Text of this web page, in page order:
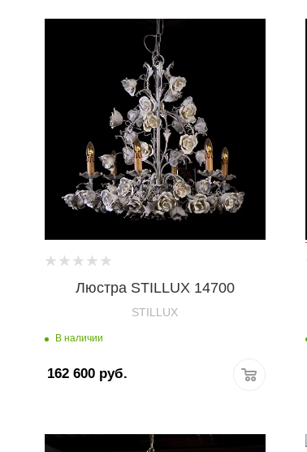
Люстра STILLUX 14700
STILLUX
В наличии
162 600 руб.